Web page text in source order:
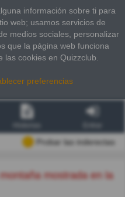
información sobre ti para
web; usamos servicios de
medios sociales, personalizar
que la página web funciona
las cookies en Quizzclub.
preferencias
Probar las inderectas